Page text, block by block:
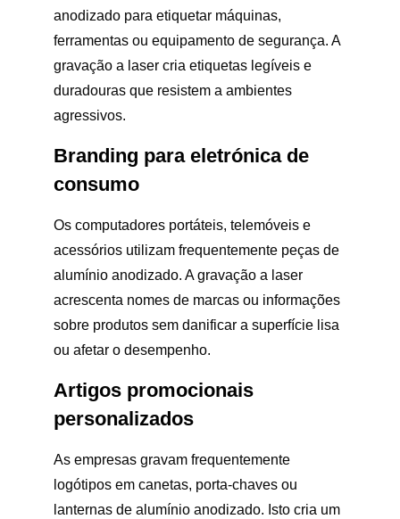
anodizado para etiquetar máquinas,
ferramentas ou equipamento de segurança. A
gravação a laser cria etiquetas legíveis e
duradouras que resistem a ambientes
agressivos.
Branding para eletrónica de
consumo
Os computadores portáteis, telemóveis e
acessórios utilizam frequentemente peças de
alumínio anodizado. A gravação a laser
acrescenta nomes de marcas ou informações
sobre produtos sem danificar a superfície lisa
ou afetar o desempenho.
Artigos promocionais
personalizados
As empresas gravam frequentemente
logótipos em canetas, porta-chaves ou
lanternas de alumínio anodizado. Isto cria um